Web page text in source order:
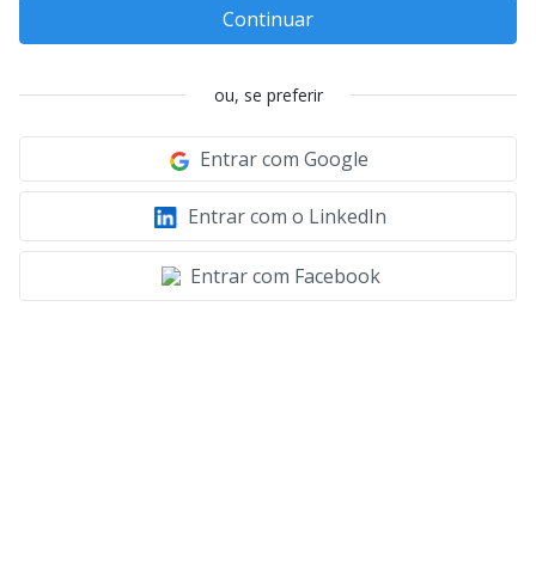
Continuar
ou, se preferir
Entrar com Google
Entrar com o LinkedIn
Entrar com Facebook